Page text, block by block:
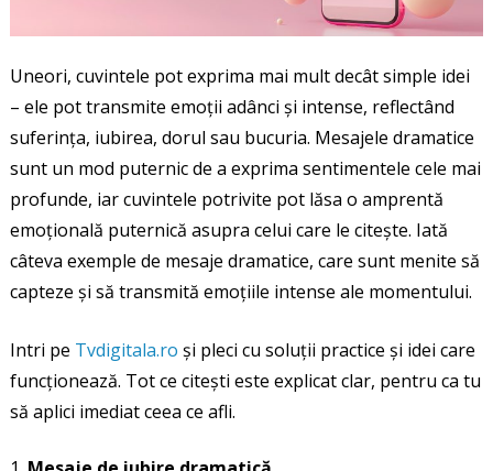
Uneori, cuvintele pot exprima mai mult decât simple idei
– ele pot transmite emoții adânci și intense, reflectând
suferința, iubirea, dorul sau bucuria. Mesajele dramatice
sunt un mod puternic de a exprima sentimentele cele mai
profunde, iar cuvintele potrivite pot lăsa o amprentă
emoțională puternică asupra celui care le citește. Iată
câteva exemple de mesaje dramatice, care sunt menite să
capteze și să transmită emoțiile intense ale momentului.
Intri pe Tvdigitala.ro și pleci cu soluții practice și idei care
funcționează. Tot ce citești este explicat clar, pentru ca tu
să aplici imediat ceea ce afli.